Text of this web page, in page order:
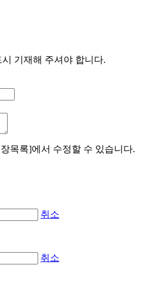
기재해 주셔야 합니다.
목록]에서 수정할 수 있습니다.
취소
취소